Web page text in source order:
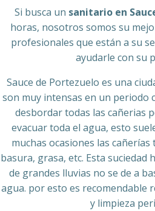
Si busca un sanitario en
horas, nosotros somos su
profesionales que están a su
ayudarle con su
Sauce de Portezuelo es una
son muy intensas en un periodo
desbordar todas las cañerias
evacuar toda el agua, esto
muchas ocasiones las
basura, grasa, etc. Esta suciedad
de grandes lluvias no se de a
agua. por esto es recomendable
y limpieza